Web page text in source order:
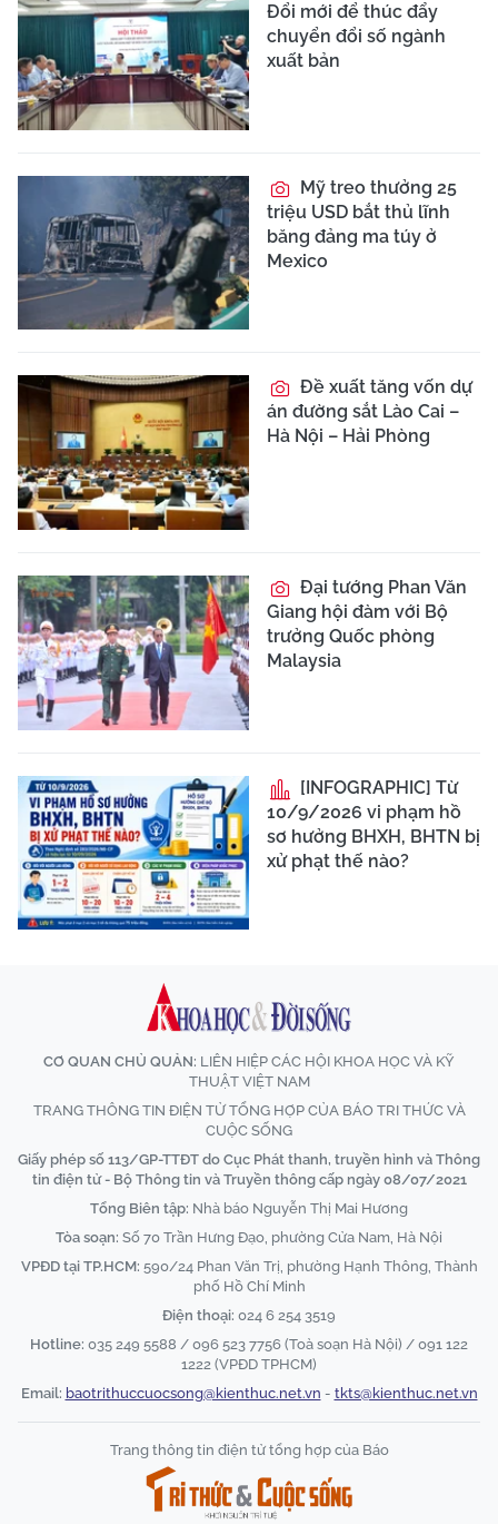
Đổi mới để thúc đẩy
chuyển đổi số ngành
xuất bản
Mỹ treo thưởng 25
triệu USD bắt thủ lĩnh
băng đảng ma túy ở
Mexico
Đề xuất tăng vốn dự
án đường sắt Lào Cai –
Hà Nội – Hải Phòng
Đại tướng Phan Văn
Giang hội đàm với Bộ
trưởng Quốc phòng
Malaysia
[INFOGRAPHIC] Từ
10/9/2026 vi phạm hồ
sơ hưởng BHXH, BHTN bị
xử phạt thế nào?
CƠ QUAN CHỦ QUẢN: LIÊN HIỆP CÁC HỘI KHOA HỌC VÀ KỸ
THUẬT VIỆT NAM
TRANG THÔNG TIN ĐIỆN TỬ TỔNG HỢP CỦA BÁO TRI THỨC VÀ
CUỘC SỐNG
Giấy phép số 113/GP-TTĐT do Cục Phát thanh, truyền hình và Thông
tin điện tử - Bộ Thông tin và Truyền thông cấp ngày 08/07/2021
Tổng Biên tập: Nhà báo Nguyễn Thị Mai Hương
Tòa soạn: Số 70 Trần Hưng Đạo, phường Cửa Nam, Hà Nội
VPĐD tại TP.HCM: 590/24 Phan Văn Trị, phường Hạnh Thông, Thành
phố Hồ Chí Minh
Điện thoại: 024 6 254 3519
Hotline: 035 249 5588 / 096 523 7756 (Toà soạn Hà Nội) / 091 122
1222 (VPĐD TPHCM)
Email: baotrithuccuocsong@kienthuc.net.vn - tkts@kienthuc.net.vn
Trang thông tin điện tử tổng hợp của Báo